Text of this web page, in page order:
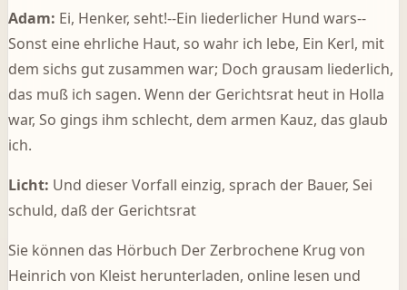
Adam: Ei, Henker, seht!--Ein liederlicher Hund wars--
Sonst eine ehrliche Haut, so wahr ich lebe, Ein Kerl, mit
dem sichs gut zusammen war; Doch grausam liederlich,
das muß ich sagen. Wenn der Gerichtsrat heut in Holla
war, So gings ihm schlecht, dem armen Kauz, das glaub
ich.
Licht: Und dieser Vorfall einzig, sprach der Bauer, Sei
schuld, daß der Gerichtsrat
Sie können das Hörbuch Der Zerbrochene Krug von
Heinrich von Kleist herunterladen, online lesen und